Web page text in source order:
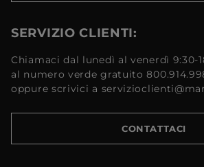
SERVIZIO CLIENTI:
Chiamaci dal lunedì al venerdì 9:30-
al numero verde gratuito
oppure scrivici a
CONTATTACI